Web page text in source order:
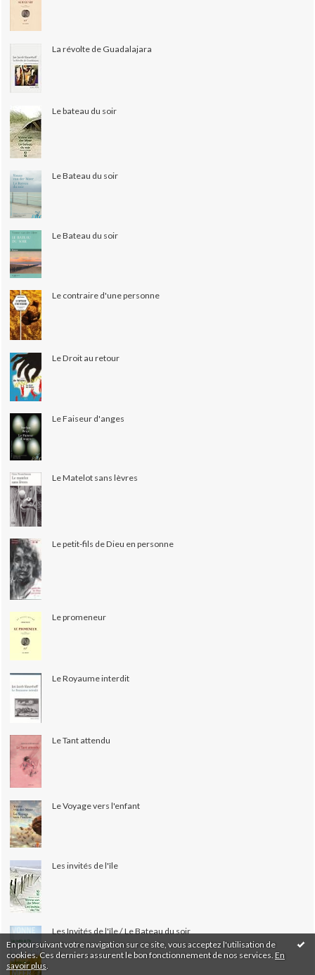
En poursuivant votre navigation sur ce site, vous acceptez l'utilisation de
cookies. Ces derniers assurent le bon fonctionnement de nos services. En
savoir plus
La révolte de Guadalajara
Le bateau du soir
Le Bateau du soir
Le Bateau du soir
Le contraire d'une personne
Le Droit au retour
Le Faiseur d'anges
Le Matelot sans lèvres
Le petit-fils de Dieu en personne
Le promeneur
Le Royaume interdit
Le Tant attendu
Le Voyage vers l'enfant
Les invités de l'île
Les Invités de l'île / Le Bateau du soir